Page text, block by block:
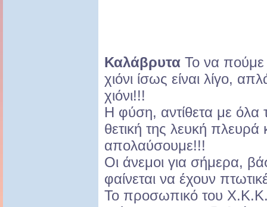
Καλάβρυτα Το να πούμε
χιόνι ίσως είναι λίγο,
χιόνι!!!
Η φύση, αντίθετα με όλα
θετική της λευκή πλευρά
απολαύσουμε!!!
Οι άνεμοι για σήμερα,
φαίνεται να έχουν
Το προσωπικό του Χ.Κ.Κ.